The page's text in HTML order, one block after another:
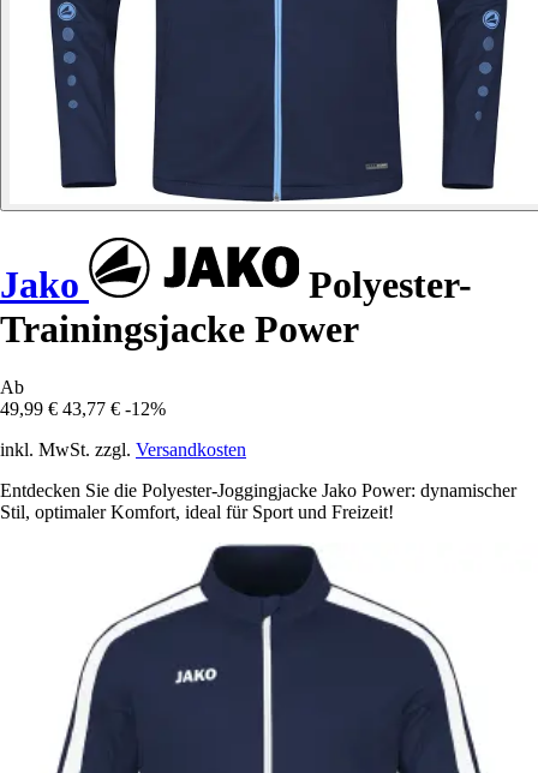
Jako
Polyester-
Trainingsjacke Power
Ab
49,99 € 43,77 € -12%
inkl. MwSt. zzgl. Versandkosten
Entdecken Sie die Polyester-Joggingjacke Jako Power: dynamischer
Stil, optimaler Komfort, ideal für Sport und Freizeit!